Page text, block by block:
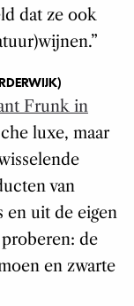
dat ze ook
Frunk in
luxe, maar
van
en uit de eigen
de
en zwarte